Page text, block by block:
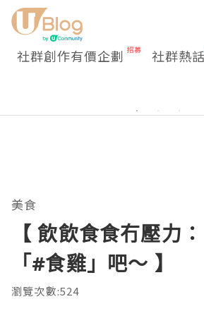
社群創作有價企劃 社群熱話
美食
【 飲飲食食冇壓力
「#食雞」吧～ 】
瀏覽次數:524